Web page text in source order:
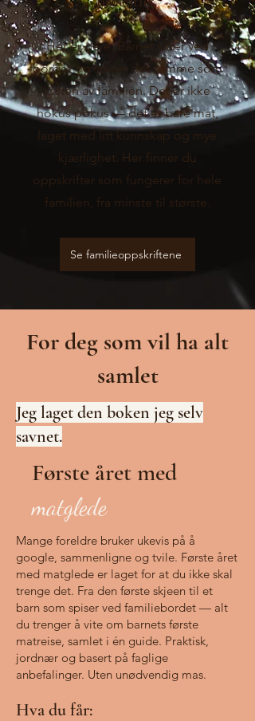
Her er dere. Barnet sitter ved
bordet og spiser det samme som
resten av familien. Det er ikke
hokus pokus — det er bare mat,
laget med litt kunnskap og mye
kjærlighet. Her finner du
oppskrifter som fungerer for hele
familien, fra minste til største.
Se familieoppskriftene
For deg som vil ha alt
samlet
Jeg laget den boken jeg selv
savnet.
Første året med
matglede
Mange foreldre bruker ukevis på å
google, sammenligne og tvile. Første året
med matglede er laget for at du ikke skal
trenge det. Fra den første skjeen til et
barn som spiser ved familiebordet — alt
du trenger å vite om barnets første
matreise, samlet i én guide. Praktisk,
jordnær og basert på faglige
anbefalinger. Uten unødvendig mas.
Hva du får: